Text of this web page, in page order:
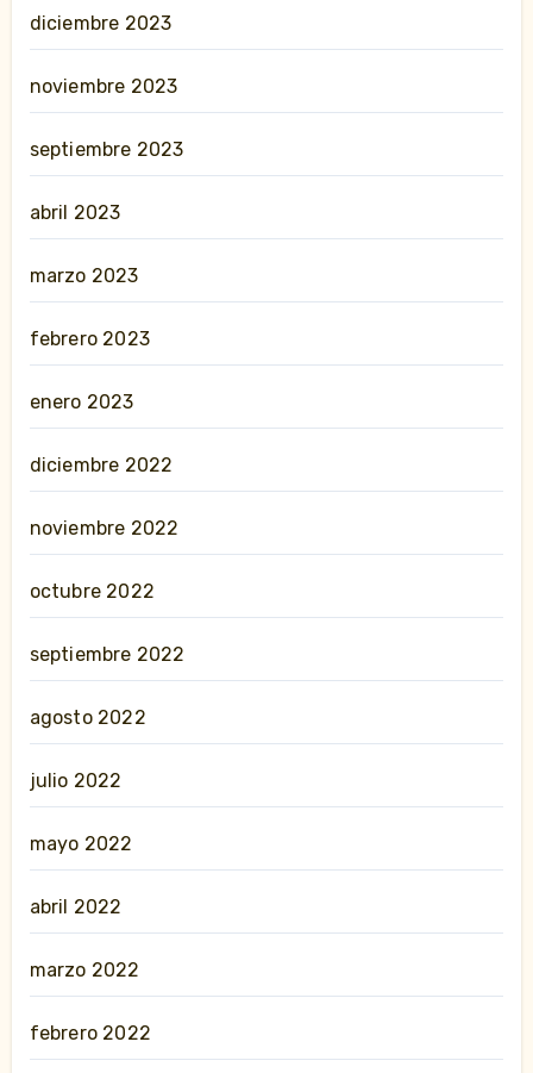
diciembre 2023
noviembre 2023
septiembre 2023
abril 2023
marzo 2023
febrero 2023
enero 2023
diciembre 2022
noviembre 2022
octubre 2022
septiembre 2022
agosto 2022
julio 2022
mayo 2022
abril 2022
marzo 2022
febrero 2022